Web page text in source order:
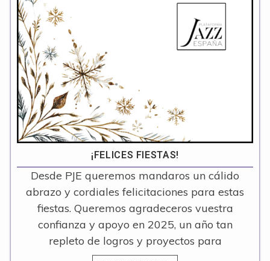
¡FELICES FIESTAS!
Desde PJE queremos mandaros un cálido
abrazo y cordiales felicitaciones para estas
fiestas. Queremos agradeceros vuestra
confianza y apoyo en 2025, un año tan
repleto de logros y proyectos para